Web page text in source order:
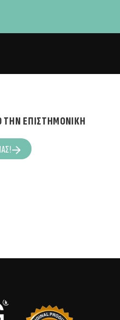
ΕΠΙΣΤΗΜΟΝΙΚΉ